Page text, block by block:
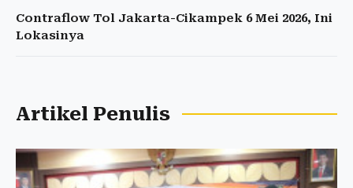
Contraflow Tol Jakarta-Cikampek 6 Mei 2026, Ini
Lokasinya
Artikel Penulis